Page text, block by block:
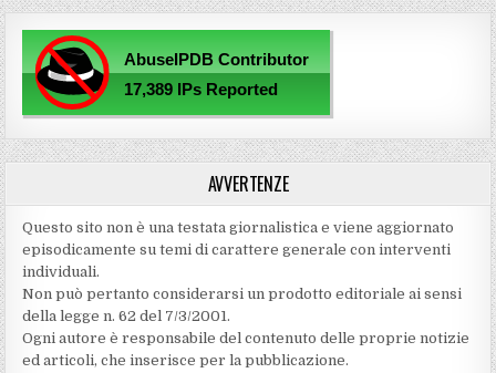
AVVERTENZE
Questo sito non è una testata giornalistica e viene aggiornato
episodicamente su temi di carattere generale con interventi
individuali.
Non può pertanto considerarsi un prodotto editoriale ai sensi
della legge n. 62 del 7/3/2001.
Ogni autore è responsabile del contenuto delle proprie notizie
ed articoli, che inserisce per la pubblicazione.